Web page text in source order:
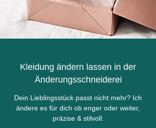
Kleidung ändern lassen in der
Änderungsschneiderei
Dein Lieblingsstück passt nicht mehr? Ich
ändere es für dich ob enger oder weiter,
präzise & stilvoll.